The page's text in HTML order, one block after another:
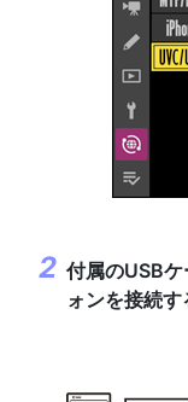
付属のUSB
ォンを接続す